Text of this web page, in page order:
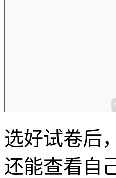
选好试卷后
还能查看自